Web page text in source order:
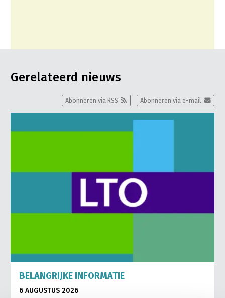
Gerelateerd nieuws
Abonneren via e-mail
Abonneren via RSS
BELANGRIJKE INFORMATIE
6 AUGUSTUS 2026